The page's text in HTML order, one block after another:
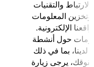
والتقنيات
المعلومات
الإلكترونية.
حول أنشطة
لدينا، بما في ذلك
يرجى زيارة